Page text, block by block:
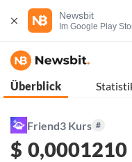
Newsbit
Im Google Play
Überblick
Friend3 Kurs #
$ 0,0001210